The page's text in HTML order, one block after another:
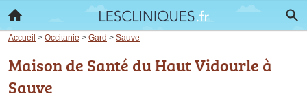
Accueil > Occitanie > Gard > Sauve
Maison de Santé du Haut Vidourle à
Sauve